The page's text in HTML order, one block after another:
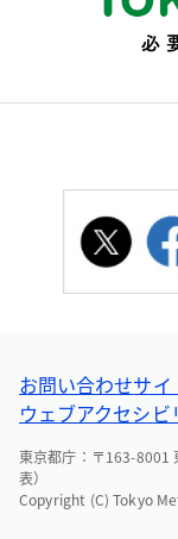
お問い合わせサイ
ウェブアクセシビ
東京都庁：〒163-8001
表）
Copyright (C) Tokyo